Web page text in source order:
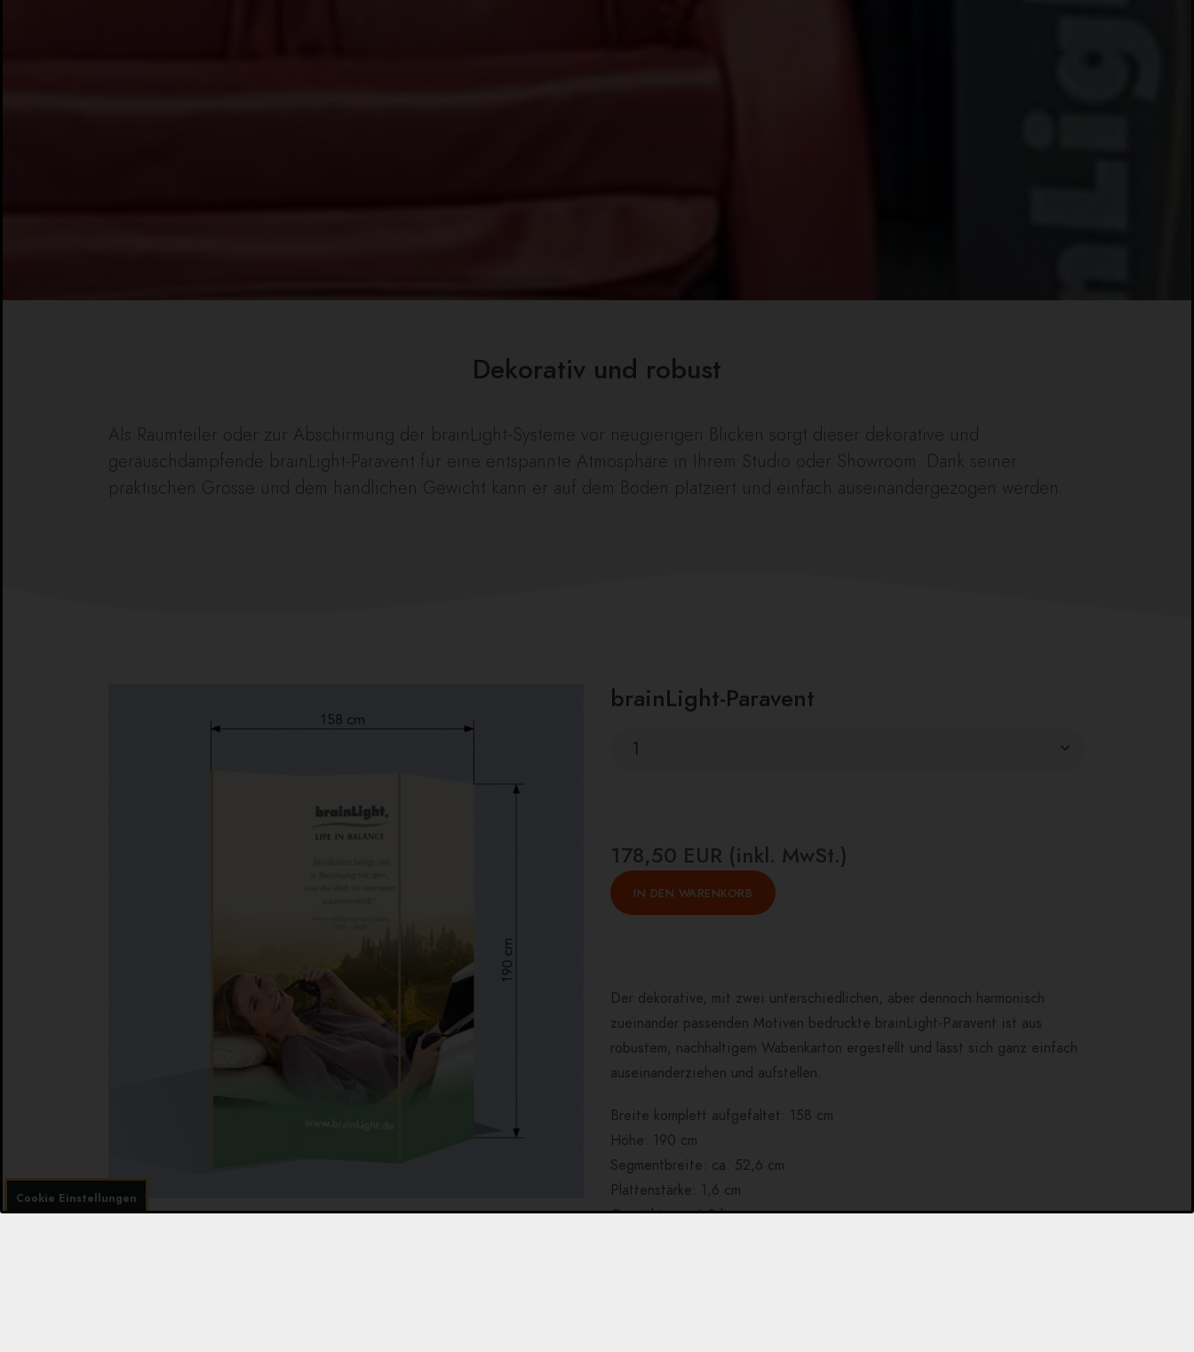
Dekorativ und robust
Als Raumteiler oder zur Abschirmung der brainLight-Systeme vor neugierigen Blicken sorgt dieser dekorative und
geräuschdämpfende brainLight-Paravent für eine entspannte Atmosphäre in Ihrem Studio oder Showroom. Dank seiner
praktischen Grösse und dem handlichen Gewicht kann er auf dem Boden platziert und einfach auseinandergezogen werden.
brainLight-Paravent
178,50 EUR (inkl. MwSt.)
Der dekorative, mit zwei unterschiedlichen, aber dennoch harmonisch
zueinander passenden Motiven bedruckte brainLight-Paravent ist aus
robustem, nachhaltigem Wabenkarton ergestellt und lässt sich ganz einfach
auseinanderziehen und aufstellen.
Breite komplett aufgefaltet: 158 cm
Höhe: 190 cm
Segmentbreite: ca. 52,6 cm
Plattenstärke: 1,6 cm
Gewicht: ca. 6,3 kg
Cookie Einstellungen